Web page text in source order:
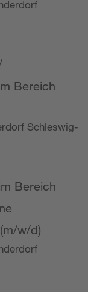
Bereich
Schleswig-
Bereich
w/d)